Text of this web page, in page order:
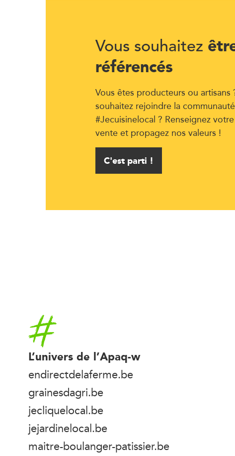
Vous souhaitez
référencés
Vous êtes producteurs ou artisans
souhaitez rejoindre la communauté
#Jecuisinelocal ? Renseignez
vente et propagez nos valeurs !
C'est parti !
Accueil
L’univers de l’Apaq-w
endirectdelaferme.be
grainesdagri.be
jecliquelocal.be
jejardinelocal.be
maitre-boulanger-patissier.be